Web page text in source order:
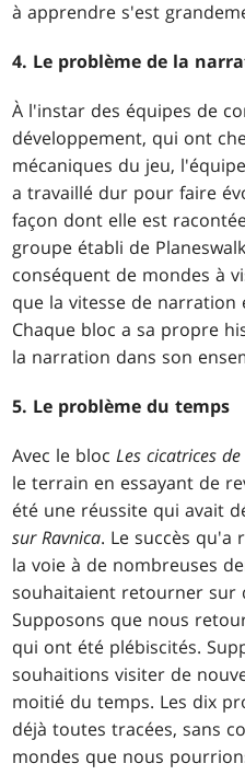
à apprendre s'est
4. Le problème de la
À l'instar des équipes de
développement, qui ont
mécaniques du jeu,
a travaillé dur pour faire
façon dont elle est
groupe établi de
conséquent de mondes à
que la vitesse de narration
Chaque bloc a sa propre
la narration dans son
5. Le problème du temps
Avec le blocLes cicatrices
le terrain en essayant de
été une réussite qui avait
sur Ravnica. Le succès qu'a
la voie à de nombreuses
souhaitaient retourner sur
Supposons que nous
qui ont été plébiscités.
souhaitions visiter de
moitié du temps. Les dix
déjà toutes tracées, sans
mondes que nous